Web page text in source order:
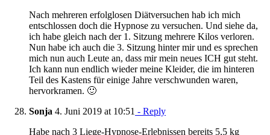
Nach mehreren erfolglosen Diätversuchen hab ich mich
entschlossen doch die Hypnose zu versuchen. Und siehe da,
ich habe gleich nach der 1. Sitzung mehrere Kilos verloren.
Nun habe ich auch die 3. Sitzung hinter mir und es sprechen
mich nun auch Leute an, dass mir mein neues ICH gut steht.
Ich kann nun endlich wieder meine Kleider, die im hinteren
Teil des Kastens für einige Jahre verschwunden waren,
hervorkramen. 🙂
Sonja 4. Juni 2019 at 10:51 - Reply
Habe nach 3 Liege-Hypnose-Erlebnissen bereits 5,5 kg